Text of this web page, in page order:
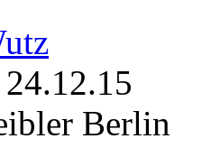
24.12.15
Berlin